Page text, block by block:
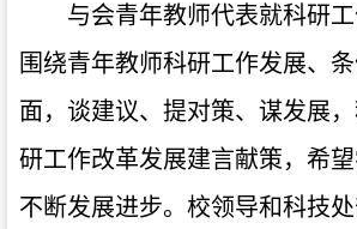
与会青年教师代表就科研工
围绕青年教师科研工作发展、
面，谈建议、提对策、谋发展
研工作改革发展建言献策，希
不断发展进步。校领导和科技